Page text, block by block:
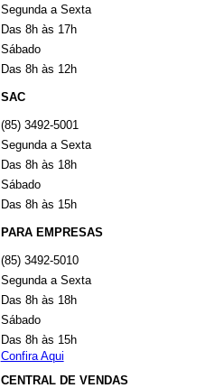
Segunda a Sexta
Das 8h às 17h
Sábado
Das 8h às 12h
SAC
(85) 3492-5001
Segunda a Sexta
Das 8h às 18h
Sábado
Das 8h às 15h
PARA EMPRESAS
(85) 3492-5010
Segunda a Sexta
Das 8h às 18h
Sábado
Das 8h às 15h
Confira Aqui
CENTRAL DE VENDAS